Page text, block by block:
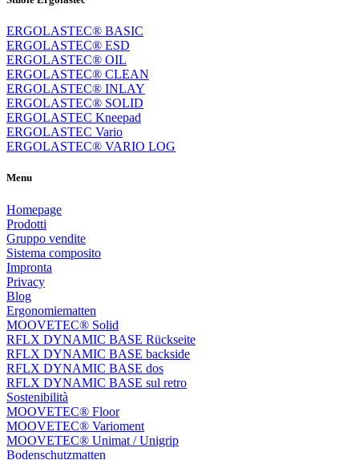
ERGOLASTEC® BASIC
ERGOLASTEC® ESD
ERGOLASTEC® OIL
ERGOLASTEC® CLEAN
ERGOLASTEC® INLAY
ERGOLASTEC® SOLID
ERGOLASTEC Kneepad
ERGOLASTEC Vario
ERGOLASTEC® VARIO LOG
Menu
Homepage
Prodotti
Gruppo vendite
Sistema composito
Impronta
Privacy
Blog
Ergonomiematten
MOOVETEC® Solid
RFLX DYNAMIC BASE Rückseite
RFLX DYNAMIC BASE backside
RFLX DYNAMIC BASE dos
RFLX DYNAMIC BASE sul retro
Sostenibilità
MOOVETEC® Floor
MOOVETEC® Varioment
MOOVETEC® Unimat / Unigrip
Bodenschutzmatten